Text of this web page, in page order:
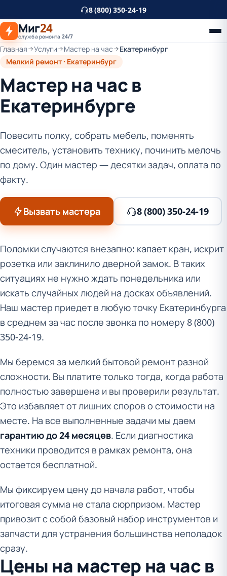
основному
контенту
8 (800) 350-24-19
Миг24
служба ремонта 24/7
Главная Услуги Мастер на час
Екатеринбург
Мелкий ремонт · Екатеринбург
Мастер на час в
Екатеринбурге
Повесить полку, собрать мебель, поменять
смеситель, установить технику, починить мелочь
по дому. Один мастер — десятки задач, оплата по
факту.
Вызвать мастера 8 (800) 350-24-19
Поломки случаются внезапно: капает кран, искрит
розетка или заклинило дверной замок. В таких
ситуациях не нужно ждать понедельника или
искать случайных людей на досках объявлений.
Наш мастер приедет в любую точку Екатеринбурга
в среднем за час после звонка по номеру 8 (800)
350-24-19.
Мы беремся за мелкий бытовой ремонт разной
сложности. Вы платите только тогда, когда работа
полностью завершена и вы проверили результат.
Это избавляет от лишних споров о стоимости на
месте. На все выполненные задачи мы даем
гарантию до 24 месяцев. Если диагностика
техники проводится в рамках ремонта, она
остается бесплатной.
Мы фиксируем цену до начала работ, чтобы
итоговая сумма не стала сюрпризом. Мастер
привозит с собой базовый набор инструментов и
запчасти для устранения большинства неполадок
сразу.
Цены на мастер на час в